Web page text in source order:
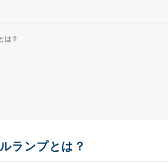
は？
ランプとは？